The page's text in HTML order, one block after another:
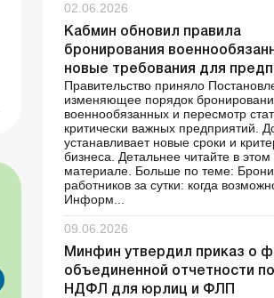
02.06.2026
Кабмин обновил правила
бронирования
новые требования для
Правительство приняло
изменяющее порядок
военнообязанных и пересмотр
критически важных предприятий.
устанавливает новые сроки и
бизнеса. Детальнее читайте в этом
материале. Больше по теме:
работников за сутки: когда
Информ...
09.06.2026
Минфин утвердил приказ о
объединенной отчетности
НДФЛ для юрлиц и ФЛП